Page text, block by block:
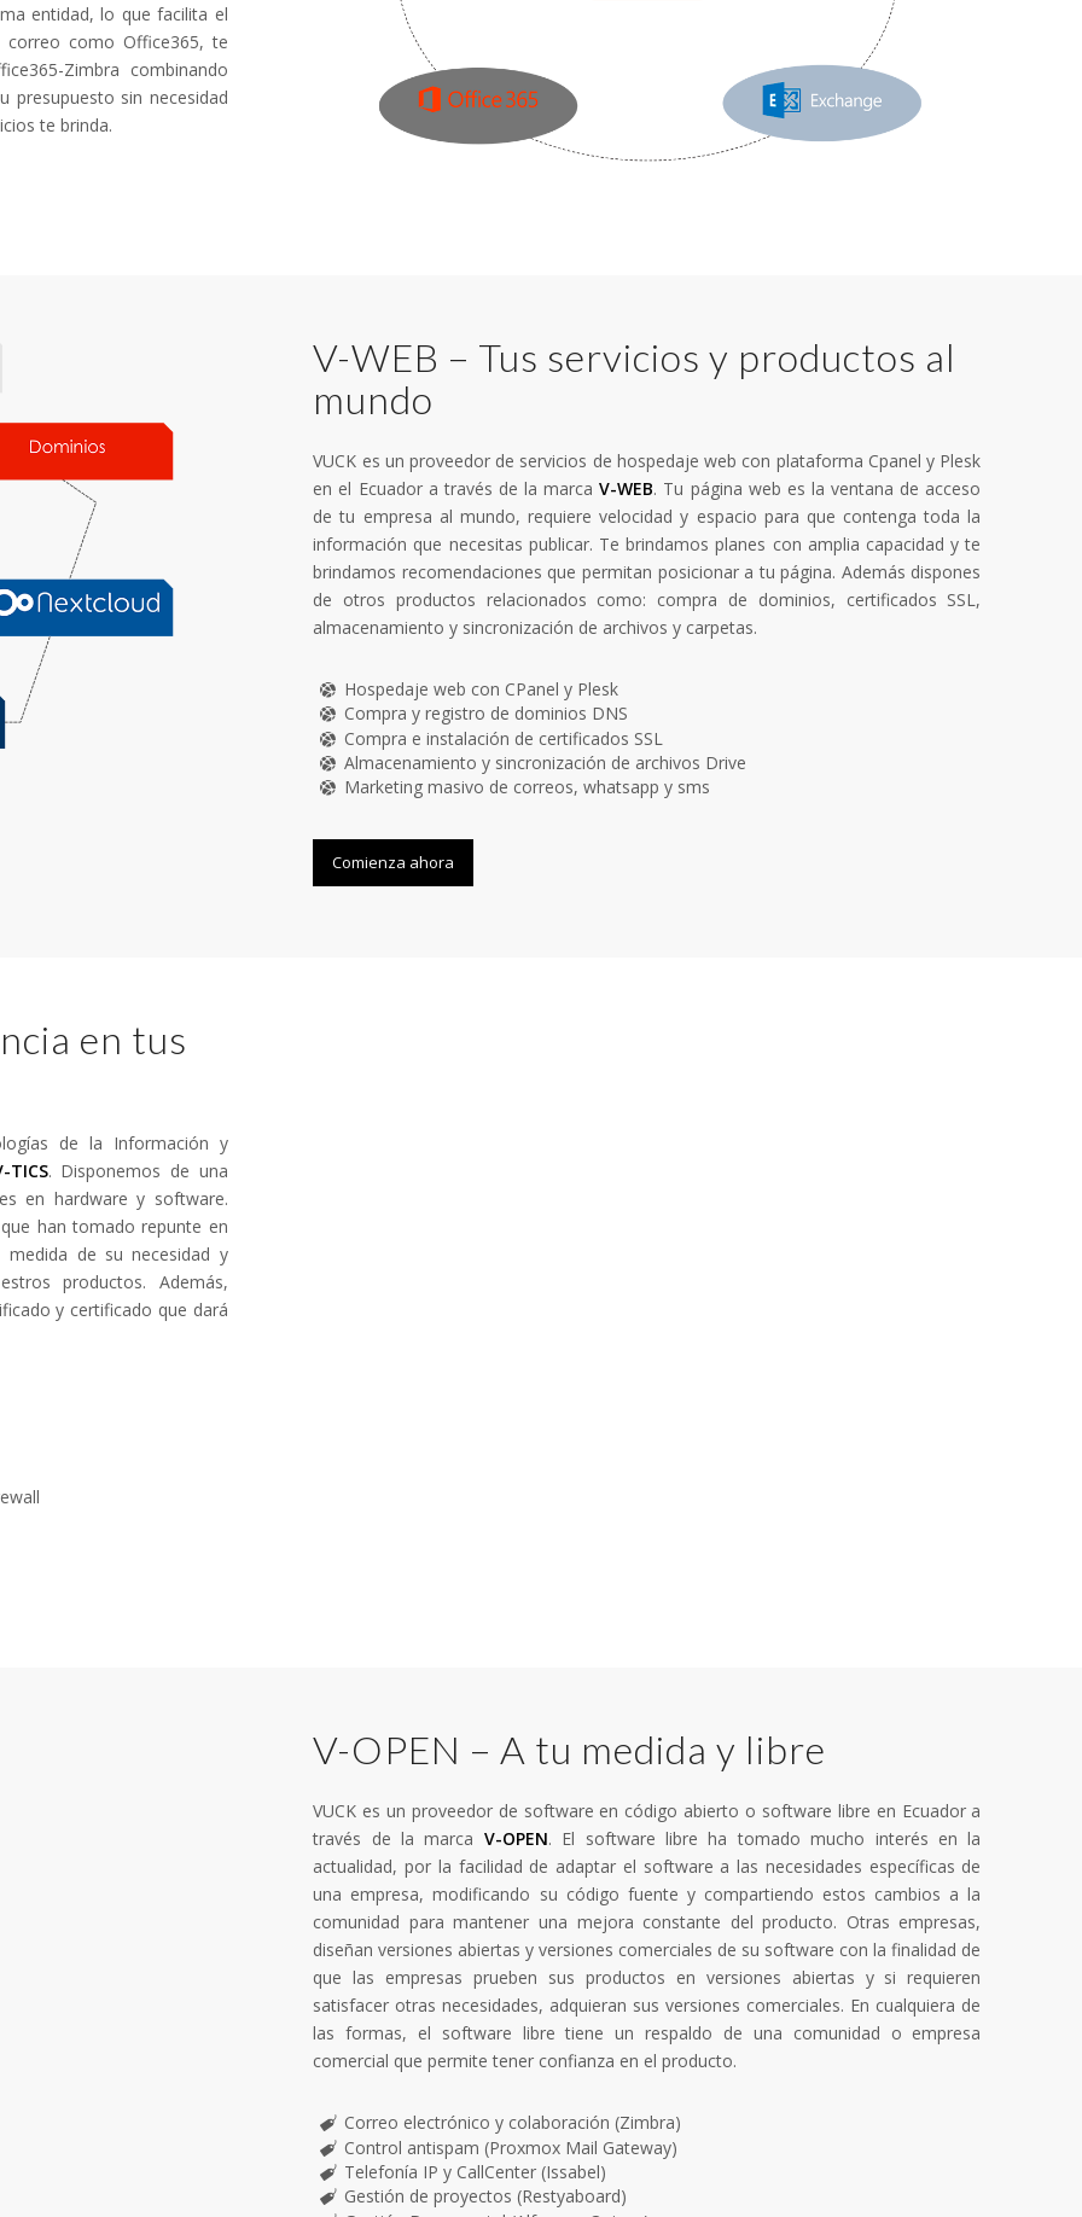
entidad, lo que facilita el
correo como Office365, te
Zimbra combinando
presupuesto sin necesidad
te brinda.
V-WEB – Tus servicios y productos al
mundo
VUCK es un proveedor de servicios de hospedaje web con plataforma Cpanel y Plesk
en el Ecuador a través de la marcaV-WEB. Tu página web es la ventana de acceso
de tu empresa al mundo, requiere velocidad y espacio para que contenga toda la
información que necesitas publicar. Te brindamos planes con amplia capacidad y te
brindamos recomendaciones que permitan posicionar a tu página. Además dispones
de otros productos relacionados como: compra de dominios, certificados SSL,
almacenamiento y sincronización de archivos y carpetas.
Hospedaje web con CPanel y Plesk
Compra y registro de dominios DNS
Compra e instalación de certificados SSL
Almacenamiento y sincronización de archivos Drive
Marketing masivo de correos, whatsapp y sms
Comienza ahora
en tus
de la Información y
TICS. Disponemos de una
en hardware y software.
han tomado repunte en
medida de su necesidad y
productos. Además,
y certificado que dará
V-OPEN – A tu medida y libre
VUCK es un proveedor de software en código abierto o software libre en Ecuador a
través de la marca V-OPEN. El software libre ha tomado mucho interés en la
actualidad, por la facilidad de adaptar el software a las necesidades específicas de
una empresa, modificando su código fuente y compartiendo estos cambios a la
comunidad para mantener una mejora constante del producto. Otras empresas,
diseñan versiones abiertas y versiones comerciales de su software con la finalidad de
que las empresas prueben sus productos en versiones abiertas y si requieren
satisfacer otras necesidades, adquieran sus versiones comerciales. En cualquiera de
las formas, el software libre tiene un respaldo de una comunidad o empresa
comercial que permite tener confianza en el producto.
Correo electrónico y colaboración (Zimbra)
Control antispam (Proxmox Mail Gateway)
Telefonía IP y CallCenter (Issabel)
Gestión de proyectos (Restyaboard)